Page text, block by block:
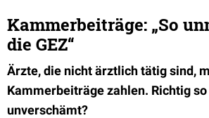
Kammerbeiträge: „So
die GEZ“
Ärzte, die nicht ärztlich tätig sind,
Kammerbeiträge zahlen. Richtig
unverschämt?